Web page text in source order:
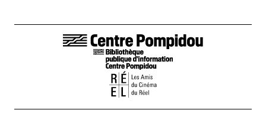
LIENS DE BAS DE PAGE